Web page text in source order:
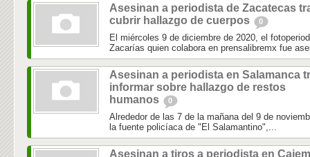
Asesinan a periodista de Zacatecas
cubrir hallazgo de cuerpos
0
El miércoles 9 de diciembre de 2020, el
Zacarías quien colabora en prensalibremx fue
Asesinan a periodista en Salamanca
informar sobre hallazgo de restos
humanos
0
Alrededor de las 7 de la mañana del 9 de
la fuente policíaca de "El Salamantino",...
Asesinan a tiros a periodista en